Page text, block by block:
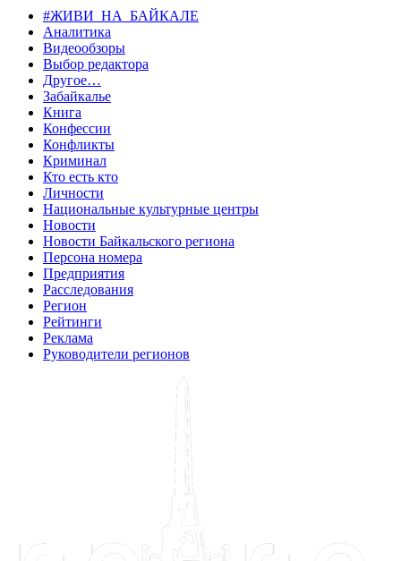
#ЖИВИ_НА_БАЙКАЛЕ
Аналитика
Видеообзоры
Выбор редактора
Другое…
Забайкалье
Книга
Конфессии
Конфликты
Криминал
Кто есть кто
Личности
Национальные культурные центры
Новости
Новости Байкальского региона
Персона номера
Предприятия
Расследования
Регион
Рейтинги
Реклама
Руководители регионов